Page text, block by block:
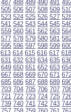
487 488 489 490 491
505 506 507 508 509
523 524 525 526 527
541 542 543 544 545
559 560 561 562 563
577 578 579 580 581
595 596 597 598 599
613 614 615 616 617 618
631 632 633 634 635
649 650 651 652 653
667 668 669 670 671
685 686 687 688 689
703 704 705 706 707
721 722 723 724 725
739 740 741 742 743